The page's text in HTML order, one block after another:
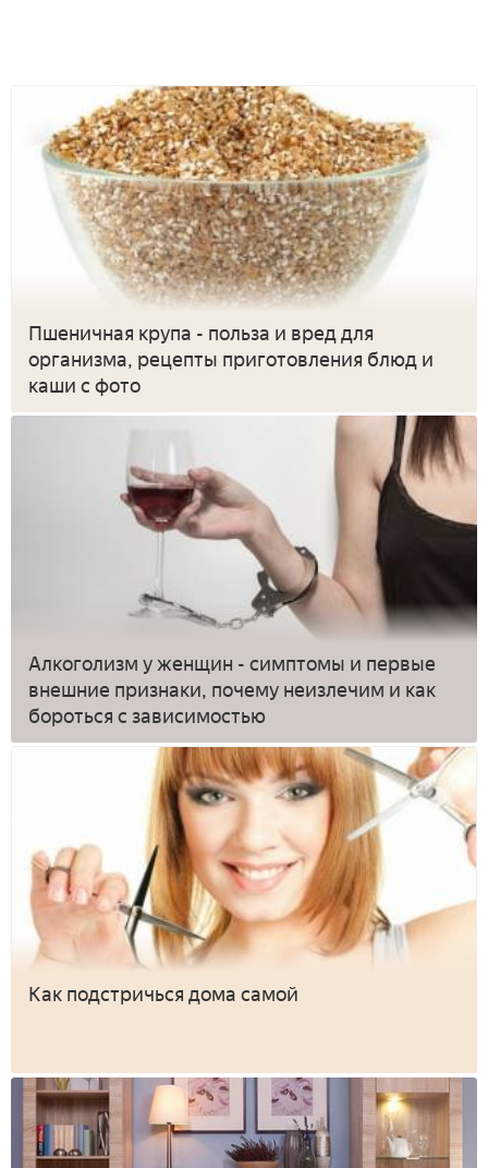
Пшеничная крупа - польза и вред для
организма, рецепты приготовления блюд и
каши с фото
Алкоголизм у женщин - симптомы и первые
внешние признаки, почему неизлечим и как
бороться с зависимостью
Как подстричься дома самой